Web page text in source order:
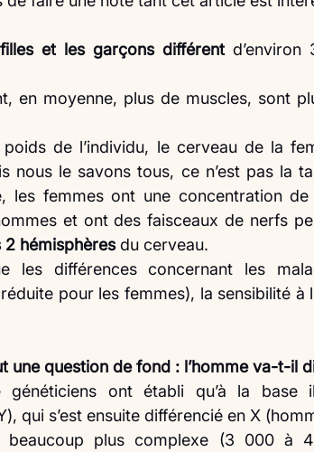
et les garçons différent
en moyenne, plus de muscles, sont
de l’individu, le cerveau de la
nous le savons tous, ce n’est pas la
les femmes ont une concentration de
et ont des faisceaux de nerfs
hémisphères du cerveau.
les différences concernant les
pour les femmes), la sensibilité à
une question de fond : l’homme va-t-il
ont établi qu’à la base il
qui s’est ensuite différencié en X
beaucoup plus complexe (3 000 à